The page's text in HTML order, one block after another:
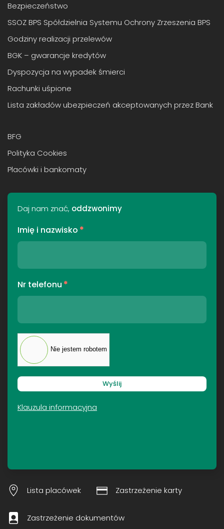
Bezpieczeństwo
SSOZ BPS Spółdzielnia Systemu Ochrony Zrzeszenia BPS
Godziny realizacji przelewów
BGK – gwarancje kredytów
Dyspozycja na wypadek śmierci
Rachunki uśpione
Lista zakładów ubezpieczeń akceptowanych przez Bank
BFG
Polityka Cookies
Placówki i bankomaty
Daj nam znać, oddzwonimy
Imię i nazwisko *
Nr telefonu *
Nie jestem robotem
Wyślij
Klauzula informacyjna
Lista placówek Zastrzeżenie karty
Zastrzeżenie dokumentów